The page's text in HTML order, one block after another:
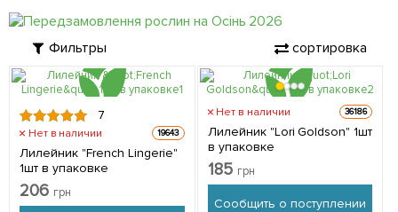
Фильтры сортировка
7
Нет в наличии 19643
Лилейник "French Lingerie"
1шт в упаковке
206 грн
Нет в наличии 36186
Лилейник "Lori Goldson" 1шт
в упаковке
185 грн
Сообщить о поступлении